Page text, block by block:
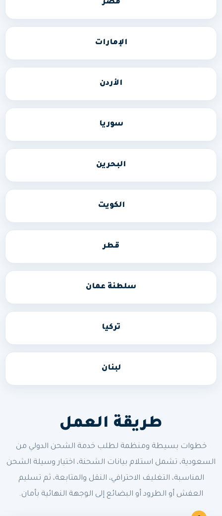
مصر
الإمارات
الأردن
سوريا
البحرين
الكويت
قطر
سلطنة عمان
تركيا
لبنان
طريقة العمل
خطوات بسيطة ومنظمة لطلب خدمة الشحن الدولي من
السعودية، تشمل استلام بيانات الشحنة، اختيار وسيلة الشحن
المناسبة، التغليف الاحترافي، النقل والمتابعة، ثم تسليم
العفش أو الطرود أو البضائع إلى الوجهة النهائية بأمان.